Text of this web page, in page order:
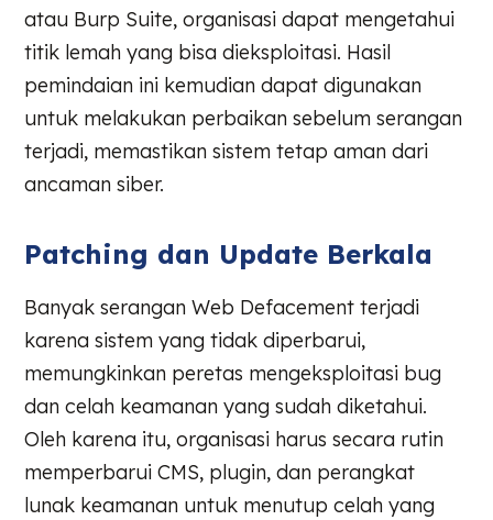
atau Burp Suite, organisasi dapat mengetahui
titik lemah yang bisa dieksploitasi. Hasil
pemindaian ini kemudian dapat digunakan
untuk melakukan perbaikan sebelum serangan
terjadi, memastikan sistem tetap aman dari
ancaman siber.
Patching dan Update Berkala
Banyak serangan Web Defacement terjadi
karena sistem yang tidak diperbarui,
memungkinkan peretas mengeksploitasi bug
dan celah keamanan yang sudah diketahui.
Oleh karena itu, organisasi harus secara rutin
memperbarui CMS, plugin, dan perangkat
lunak keamanan untuk menutup celah yang